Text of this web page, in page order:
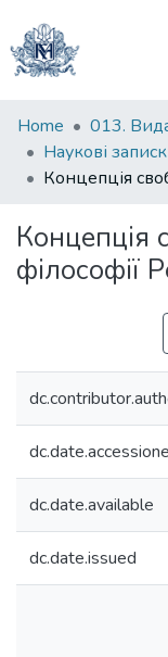
Communities
&
Collections
Statistics
Home
013.
Наукові
Концепція
філософії
dc.date.available
dc.date.issued